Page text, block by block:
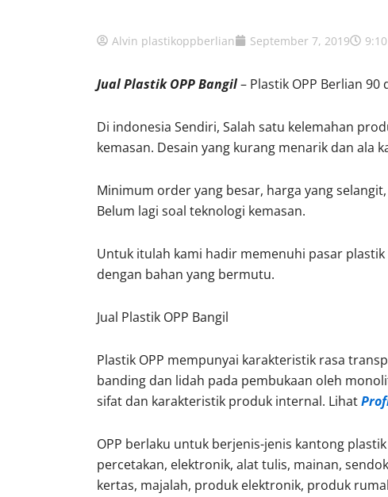
Alvin plastikoppberlian September 7, 2019
Jual Plastik OPP Bangil– Plastik OPP Berlian
Di indonesia Sendiri, Salah satu kelemahan
kemasan. Desain yang kurang menarik dan ala
Minimum order yang besar, harga yang
Belum lagi soal teknologi kemasan.
Untuk itulah kami hadir memenuhi pasar
dengan bahan yang bermutu.
Jual Plastik OPP Bangil
Plastik OPP mempunyai karakteristik rasa
banding dan lidah pada pembukaan oleh
sifat dan karakteristik produk internal. Lihat
OPP berlaku untuk berjenis-jenis kantong
percetakan, elektronik, alat tulis, mainan,
kertas, majalah, produk elektronik, produk